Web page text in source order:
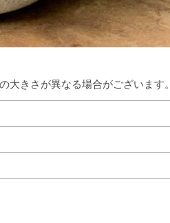
大きさが異なる場合がございます。